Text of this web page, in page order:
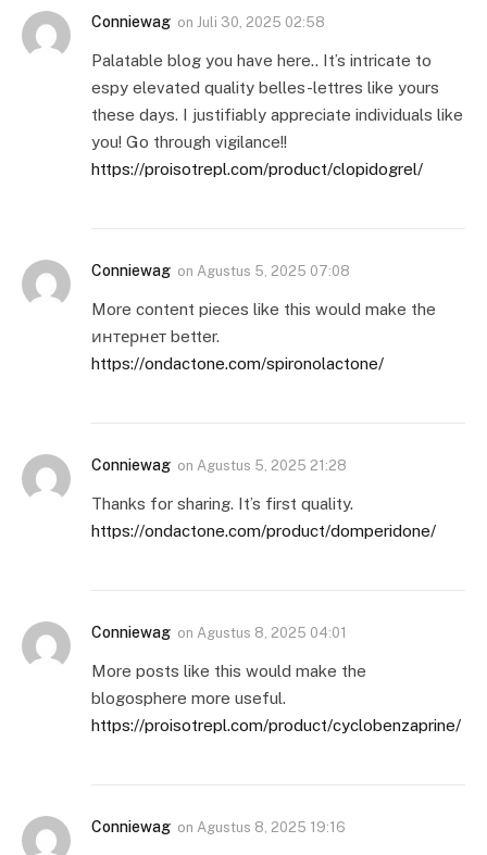
Conniewag on Juli 30, 2025 02:58
Palatable blog you have here.. It’s intricate to
espy elevated quality belles-lettres like yours
these days. I justifiably appreciate individuals like
you! Go through vigilance!!
https://proisotrepl.com/product/clopidogrel/
Conniewag on Agustus 5, 2025 07:08
More content pieces like this would make the
интернет better.
https://ondactone.com/spironolactone/
Conniewag on Agustus 5, 2025 21:28
Thanks for sharing. It’s first quality.
https://ondactone.com/product/domperidone/
Conniewag on Agustus 8, 2025 04:01
More posts like this would make the
blogosphere more useful.
https://proisotrepl.com/product/cyclobenzaprine/
Conniewag on Agustus 8, 2025 19:16